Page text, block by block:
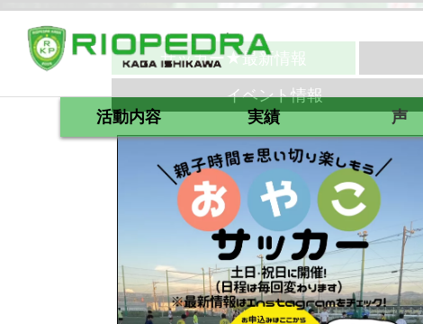
活動内容 実績 声
サッカー★最新情報
イベント情報